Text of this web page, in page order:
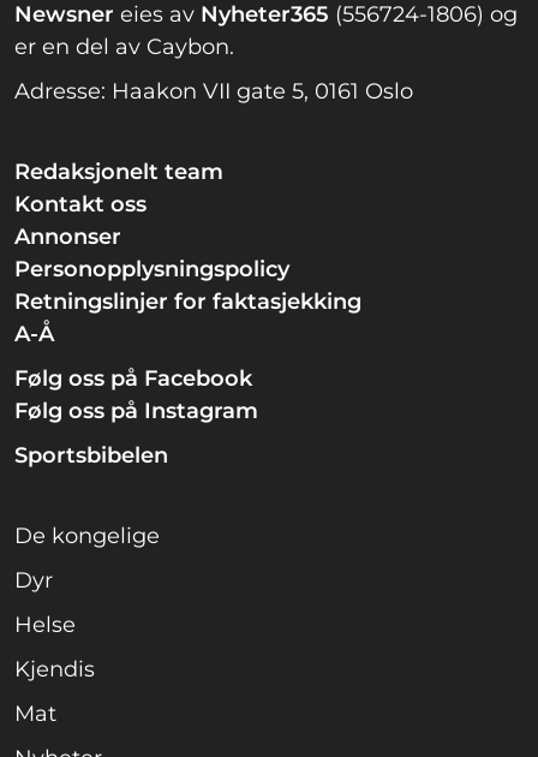
Newsner eies av Nyheter365 (556724-1806) og
er en del av Caybon.
Adresse: Haakon VII gate 5, 0161 Oslo
Redaksjonelt team
Kontakt oss
Annonser
Personopplysningspolicy
Retningslinjer for faktasjekking
A-Å
Følg oss på Facebook
Følg oss på Instagram
Sportsbibelen
De kongelige
Dyr
Helse
Kjendis
Mat